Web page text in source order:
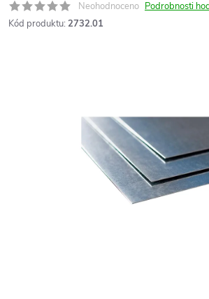
Neohodnoceno Podrobnosti
Kód produktu: 2732.01